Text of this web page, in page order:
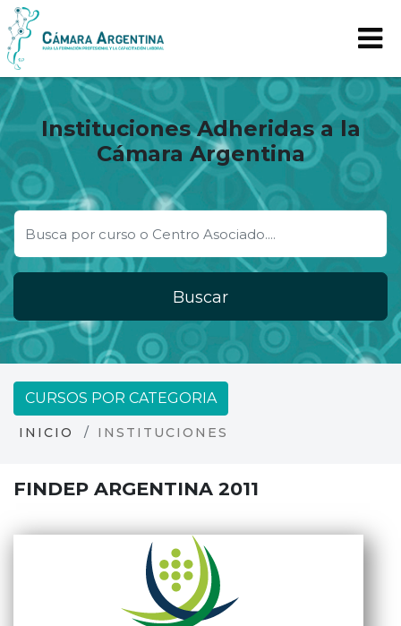
Instituciones Adheridas a la
Cámara Argentina
Buscar
CURSOS POR CATEGORIA
INICIO INSTITUCIONES
FINDEP ARGENTINA 2011